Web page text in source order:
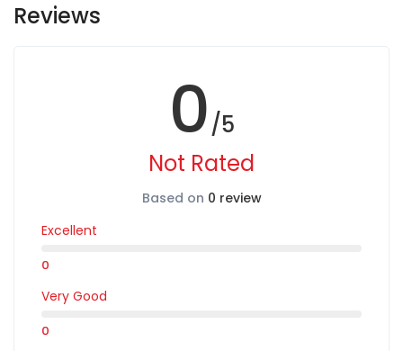
Reviews
0/5
Not Rated
Based on 0 review
Excellent
0
Very Good
0